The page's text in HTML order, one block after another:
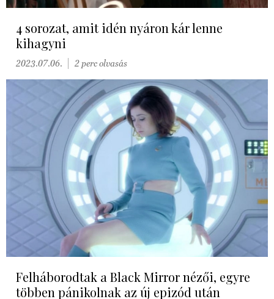
4 sorozat, amit idén nyáron kár lenne
kihagyni
2023.07.06. 2 perc olvasás
Felháborodtak a Black Mirror nézői, egyre
többen pánikolnak az új epizód után